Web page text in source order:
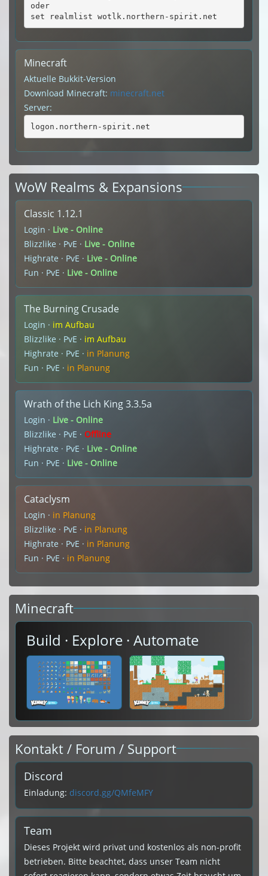
oder
set realmlist wotlk.northern-spirit.net
Minecraft
Aktuelle Bukkit-Version
Download Minecraft: minecraft.net
Server:
logon.northern-spirit.net
WoW Realms & Expansions
Classic 1.12.1
Login · Live - Online
Blizzlike · PvE · Live - Online
Highrate · PvE · Live - Online
Fun · PvE · Live - Online
The Burning Crusade
Login · im Aufbau
Blizzlike · PvE · im Aufbau
Highrate · PvE · in Planung
Fun · PvE · in Planung
Wrath of the Lich King 3.3.5a
Login · Live - Online
Blizzlike · PvE · Offline
Highrate · PvE · Live - Online
Fun · PvE · Live - Online
Cataclysm
Login · in Planung
Blizzlike · PvE · in Planung
Highrate · PvE · in Planung
Fun · PvE · in Planung
Minecraft
Build · Explore · Automate
Kontakt / Forum / Support
Discord
Einladung: discord.gg/QMfeMFY
Team
Dieses Projekt wird privat und kostenlos als non-profit
betrieben. Bitte beachtet, dass unser Team nicht